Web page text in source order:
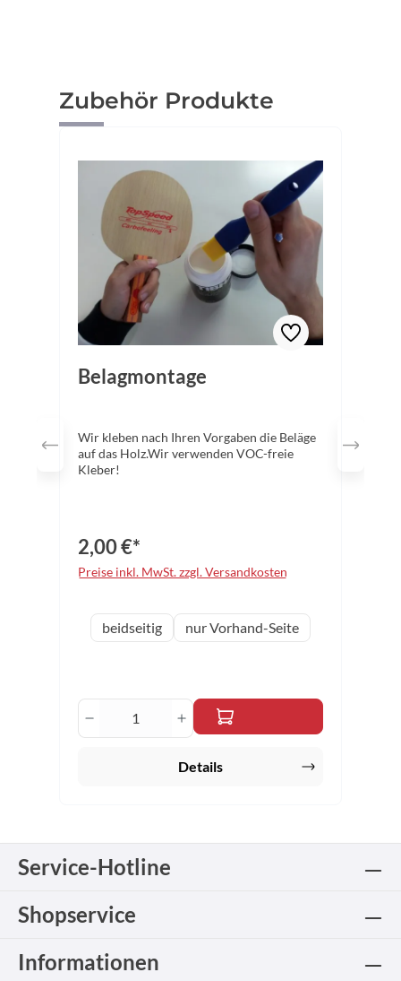
Produktgalerie überspringen
Zubehör Produkte
Belagmontage
Wir kleben nach Ihren Vorgaben die Beläge
auf das Holz.Wir verwenden VOC-freie
Kleber!
2,00 €*
Preise inkl. MwSt. zzgl. Versandkosten
Varianteauswählen
beidseitig nur Vorhand-Seite
Produkt Anzahl: Gib den
Details
Service-Hotline
Shopservice
Informationen